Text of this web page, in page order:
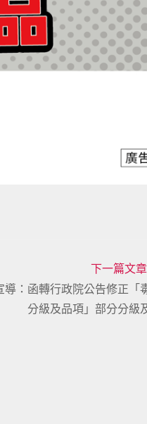
下一篇文章
導：函轉行政院公告修正「
分級及品項」部分分級